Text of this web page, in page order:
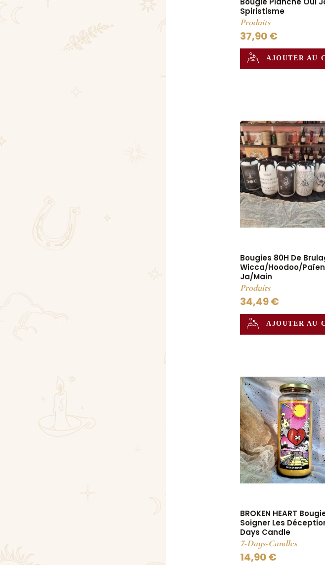
Spiristisme
Produits
37,90 €
AJOUTER AU
Bougies 80H De
Wicca/Hoodoo/
Ja/Main
Produits
34,49 €
AJOUTER AU
BROKEN HEART
Soigner Les
Days Candle
7-Days-Candles
14,90 €